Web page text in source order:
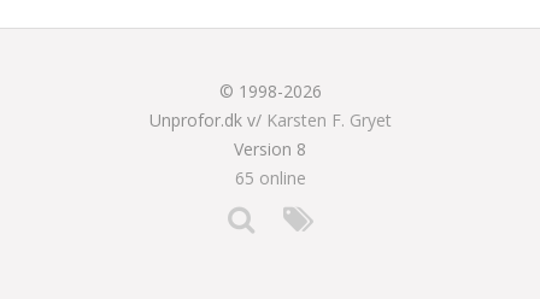
© 1998-2026
Unprofor.dk v/ Karsten F. Gryet
Version 8
65 online